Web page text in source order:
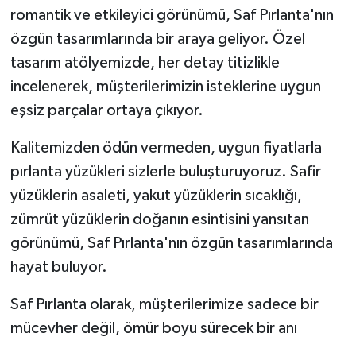
romantik ve etkileyici görünümü, Saf Pırlanta'nın
özgün tasarımlarında bir araya geliyor. Özel
tasarım atölyemizde, her detay titizlikle
incelenerek, müşterilerimizin isteklerine uygun
eşsiz parçalar ortaya çıkıyor.
Kalitemizden ödün vermeden, uygun fiyatlarla
pırlanta yüzükleri sizlerle buluşturuyoruz. Safir
yüzüklerin asaleti, yakut yüzüklerin sıcaklığı,
zümrüt yüzüklerin doğanın esintisini yansıtan
görünümü, Saf Pırlanta'nın özgün tasarımlarında
hayat buluyor.
Saf Pırlanta olarak, müşterilerimize sadece bir
mücevher değil, ömür boyu sürecek bir anı